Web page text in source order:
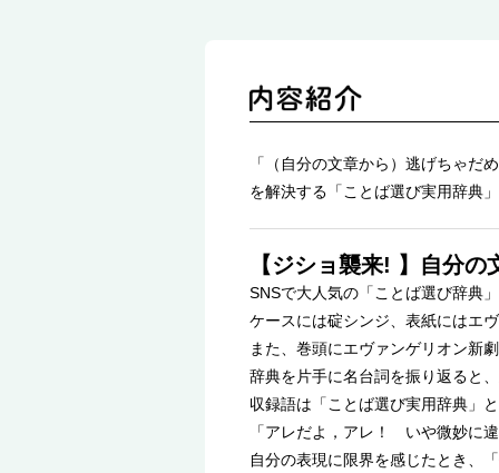
「（自分の文章から）逃げちゃ
を解決する「ことば選び実用辞典
【ジショ襲来! 】自分
SNSで大人気の「ことば選び辞典
ケースには碇シンジ、表紙にはエ
また、巻頭にエヴァンゲリオン新
辞典を片手に名台詞を振り返ると
収録語は「ことば選び実用辞典」
「アレだよ，アレ！ いや微妙に
自分の表現に限界を感じたとき、